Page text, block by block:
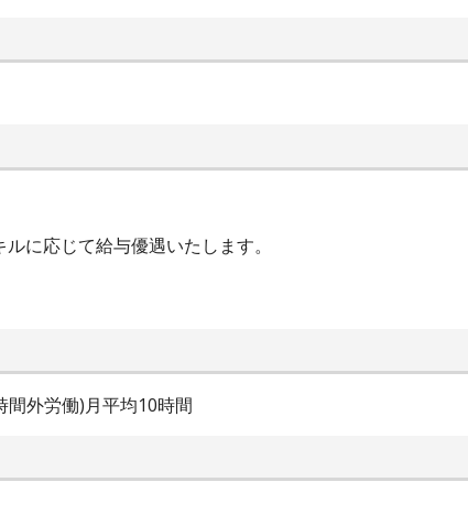
に応じて給与優遇いたします。
間外労働)月平均10時間